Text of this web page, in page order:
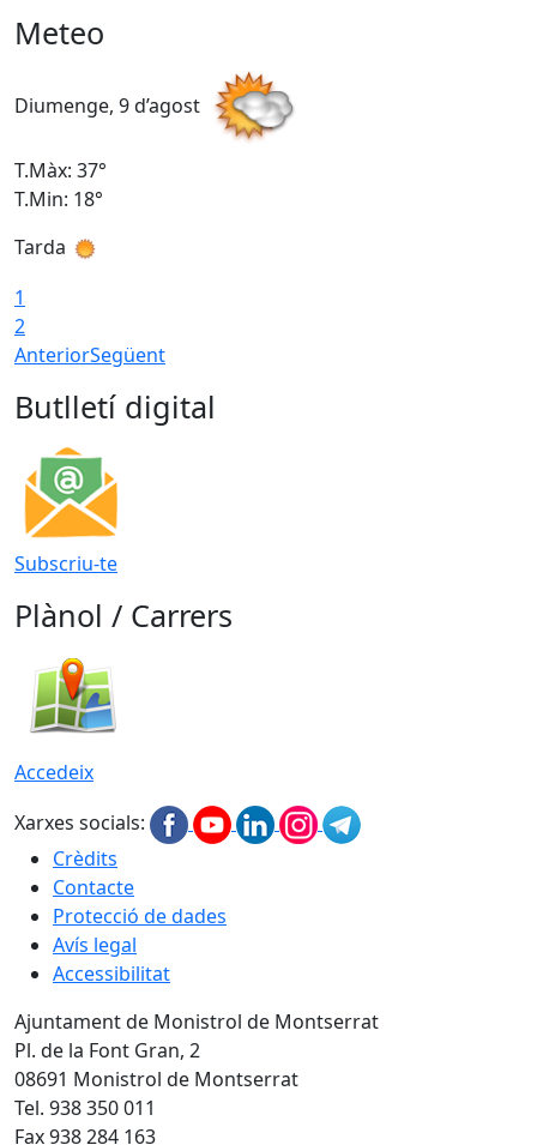
Meteo
Diumenge, 9 d’agost
T.Màx: 37°
T.Min: 18°
Tarda
1
2
AnteriorSegüent
Butlletí digital
Subscriu-te
Plànol / Carrers
Accedeix
Xarxes socials:
Crèdits
Contacte
Protecció de dades
Avís legal
Accessibilitat
Ajuntament de Monistrol de Montserrat
Pl. de la Font Gran, 2
08691 Monistrol de Montserrat
Tel. 938 350 011
Fax 938 284 163